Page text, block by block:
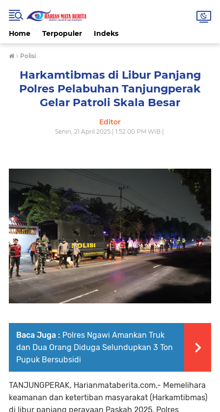
Home Terpopuler Indeks
› Polisi
Harkamtibmas di Libur Panjang
Polres Pelabuhan Tanjungperak
Gelar Patroli Skala Besar
Editor
Senin, 21 April 2025 | 1:52:00 PM WIB |
Baca Juga : Polres Ngawi Amankan Truk
dan Dua Orang Diduga Selundupkan 3 Ton
Pupuk Bersubsidi
TANJUNGPERAK, Harianmataberita.com,- Memelihara
keamanan dan ketertiban masyarakat (Harkamtibmas)
di libur panjang perayaan Paskah 2025, Polres